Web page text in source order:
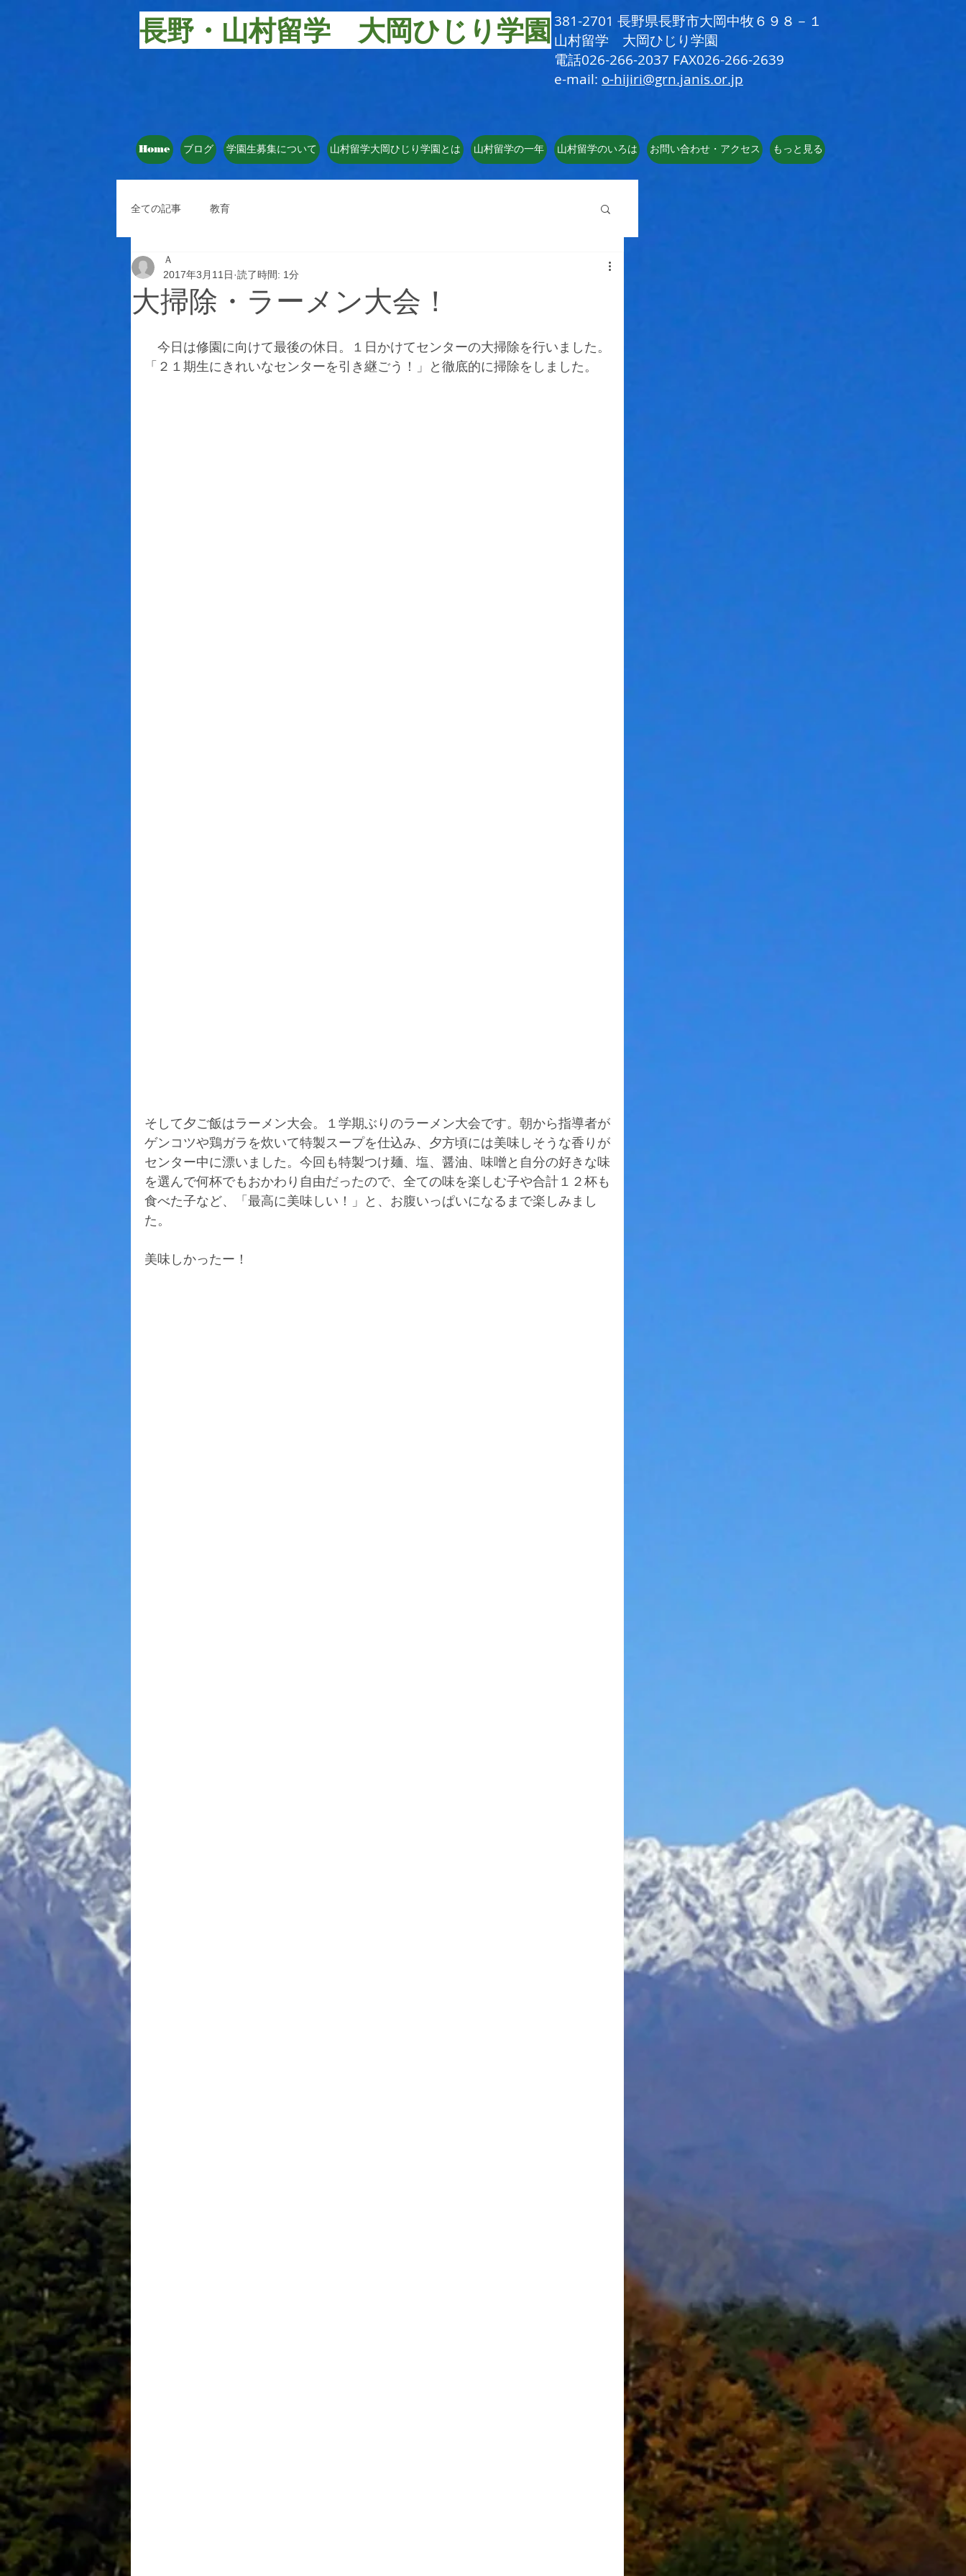
長野・山村留学 大岡ひじり学園381-2701 長野県長野市大岡中牧６９８－１
​山村留学 大岡ひじり学園
電話026-266-2037 FAX026-266-2639
e-mail: o-hijiri@grn.janis.or.jp
Home ブログ 学園生募集について 山村留学大岡ひじり学園とは 山村留学の一年 山村留学のいろは お問い合わせ・アクセス もっと見る
全ての記事 教育
大掃除・ラーメン大会！
Ａ
2017年3月11日 読了時間: 1分
今日は修園に向けて最後の休日。１日かけてセンターの大掃除を行いました。
「２１期生にきれいなセンターを引き継ごう！」と徹底的に掃除をしました。
そして夕ご飯はラーメン大会。１学期ぶりのラーメン大会です。朝から指導者が
ゲンコツや鶏ガラを炊いて特製スープを仕込み、夕方頃には美味しそうな香りが
センター中に漂いました。今回も特製つけ麺、塩、醤油、味噌と自分の好きな味
を選んで何杯でもおかわり自由だったので、全ての味を楽しむ子や合計１２杯も
食べた子など、「最高に美味しい！」と、お腹いっぱいになるまで楽しみまし
た。
美味しかったー！